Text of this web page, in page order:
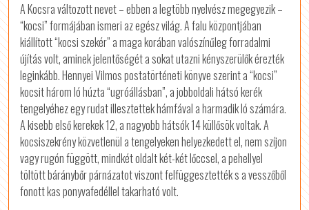
A Kocsra változott nevet – ebben a legtöbb nyelvész megegyezik –
“kocsi” formájában ismeri az egész világ. A falu központjában
kiállított “kocsi szekér” a maga korában valószínűleg forradalmi
újítás volt, aminek jelentőségét a sokat utazni kényszerülők érezték
leginkább. Hennyei Vilmos postatörténeti könyve szerint a “kocsi”
kocsit három ló húzta “ugróállásban”, a jobboldali hátsó kerék
tengelyéhez egy rudat illesztettek hámfával a harmadik ló számára.
A kisebb első kerekek 12, a nagyobb hátsók 14 küllősök voltak. A
kocsiszekrény közvetlenül a tengelyeken helyezkedett el, nem szíjon
vagy rugón függött, mindkét oldalt két-két lőccsel, a pehellyel
töltött báránybőr párnázatot viszont felfüggesztették s a vesszőből
fonott kas ponyvafedéllel takarható volt.